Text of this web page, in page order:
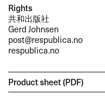
Rights
共和出版社
Gerd Johnsen
post@respublica.no
respublica.no
Product sheet (PDF)